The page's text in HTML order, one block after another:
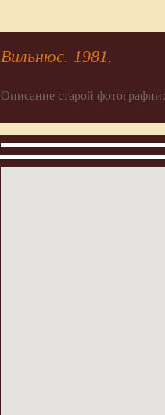
Вильнюс. 1981.
Описание старой фотографии: